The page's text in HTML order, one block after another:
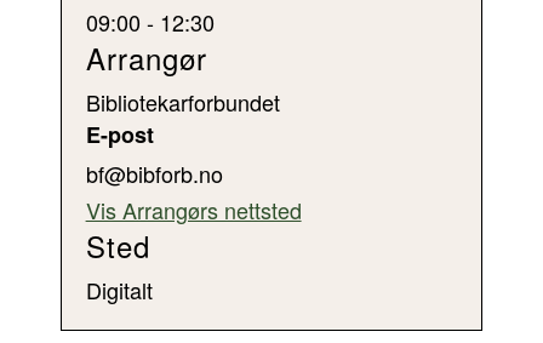
09:00 - 12:30
Sted
Digitalt
Arrangør
Bibliotekarforbundet
E-post
bf@bibforb.no
Vis Arrangørs nettsted